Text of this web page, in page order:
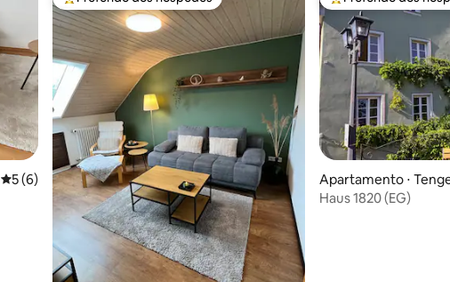
5 de uma avaliação média de 5, 6 avaliações
5 (6)
Entre os melhores preferidos dos hóspedes Entre os melhores
Apartamento ⋅
Haus 1820 (EG)